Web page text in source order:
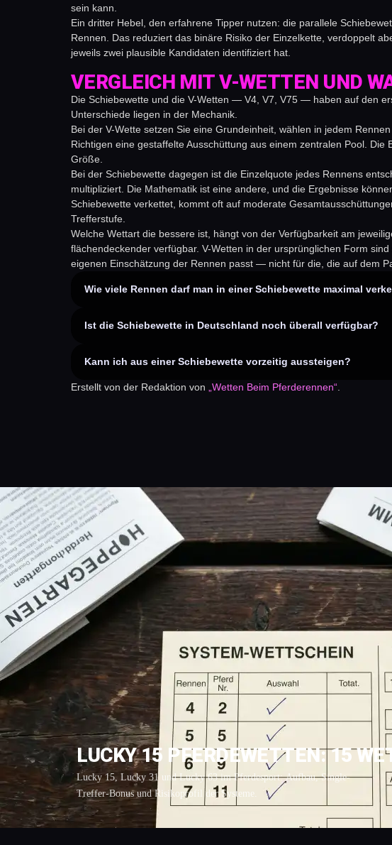
sein kann.
Ein dritter Hebel, den erfahrene Tipper nutzen: die parallele
Rennen. Das reduziert das binäre Risiko der Einzelkette, verdoppelt
jeweils zwei plausible Kandidaten identifiziert hat.
VERGLEICH MIT V-WETTEN UND
Die Schiebewette und die V-Wetten — V4, V7, V75 — haben auf den
Unterschiede liegen in der Mechanik.
Bei der V-Wette setzen Sie eine Grundeinheit, wählen in jedem
Richtigen eine gestaffelte Ausschüttung aus einem zentralen Pool.
Größe.
Bei der Schiebewette dagegen ist die Einzelquote jedes Rennens
multipliziert. Die Mathematik ist eine andere, und die Ergebnisse
Schiebewette verkettet, kommt oft auf moderate
Trefferstufe.
Welche Wettart die bessere ist, hängt von der Verfügbarkeit am
flächendeckender verfügbar. V-Wetten in der ursprünglichen Form
eigenen Einschätzung der Rennen passt — nicht für die, die auf dem
Wie viele Rennen darf man in einer Schiebewette maximal
Ist die Schiebewette in Deutschland noch überall verfügbar?
Kann ich aus einer Schiebewette vorzeitig aussteigen?
Erstellt von der Redaktion von „Wetten Beim Pferderennen“
LUCKY 15 PFERDEWETTEN: 15
Lucky 15, Lucky 31 und Lucky 63 im Pferdesport: Aufbau, Single-
Treffer-Bonus und Risikoprofil der Systeme.